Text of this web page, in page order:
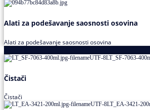
Alati za podešavanje saosnosti osovina
Alati za podešavanje saosnosti osovina
Čistači
Čistači